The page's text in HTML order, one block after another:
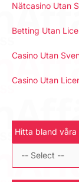
Nätcasino Utan
Betting Utan
Casino Utan
Casino Utan
Hitta bland